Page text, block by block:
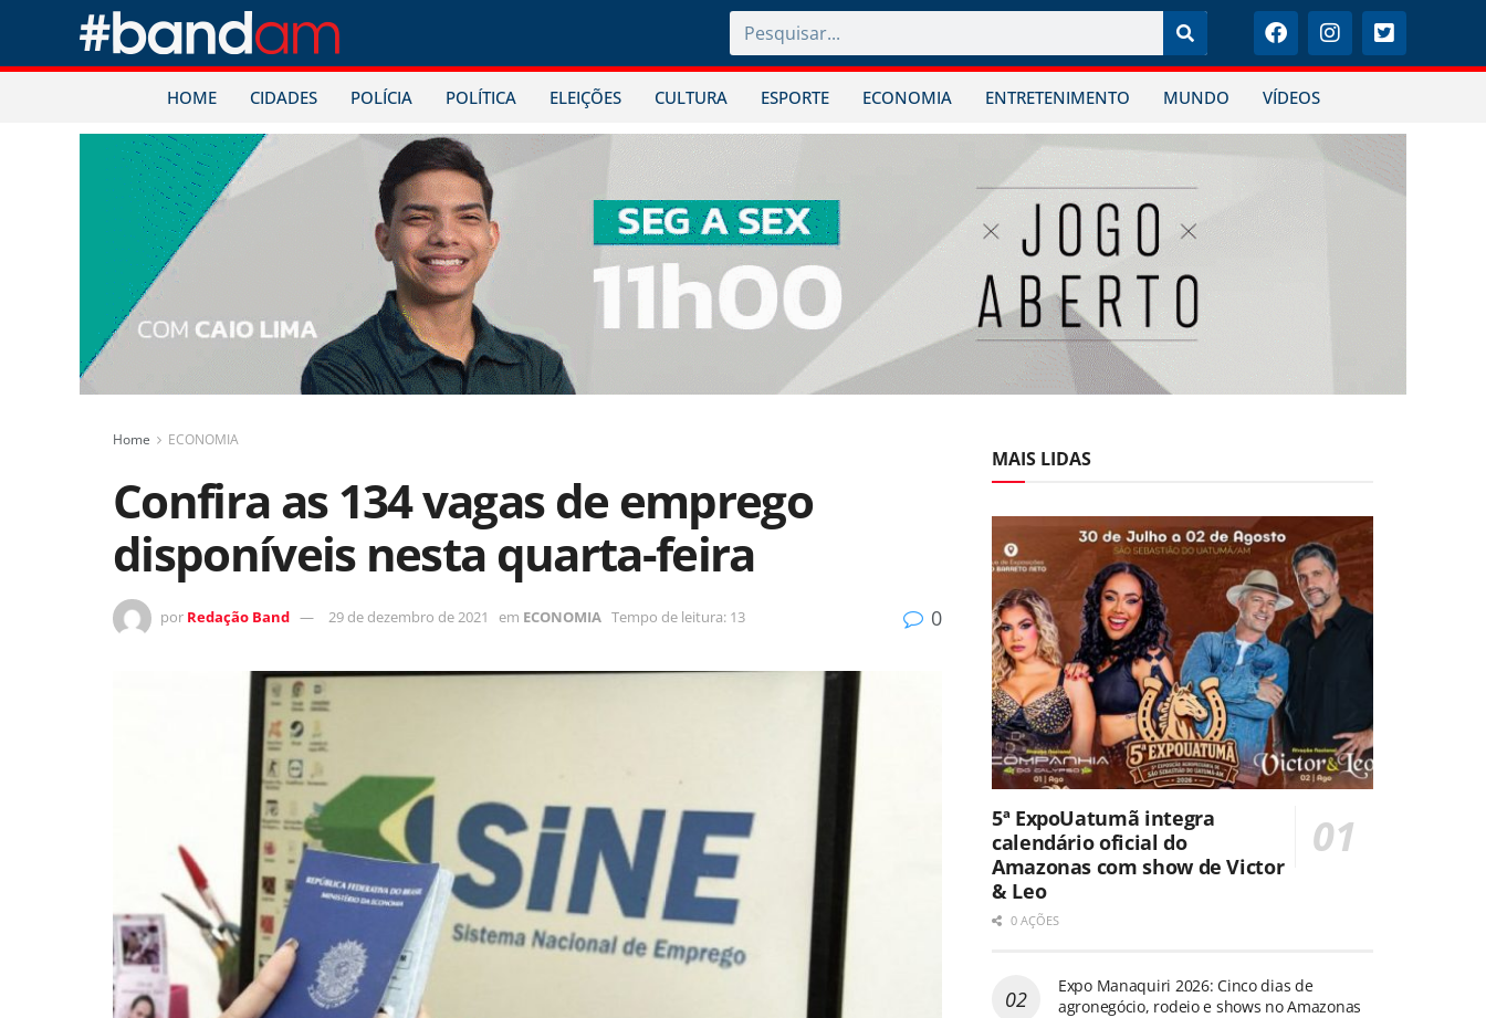
HOME CIDADES POLÍCIA POLÍTICA ELEIÇÕES CULTURA ESPORTE ECONOMIA ENTRETENIMENTO MUNDO VÍDEOS
Home ECONOMIA
Confira as 134 vagas de emprego
disponíveis nesta quarta-feira
por Redação Band 29 de dezembro de 2021 em ECONOMIA Tempo de leitura: 13 0
MAIS LIDAS
5ª ExpoUatumã integra
calendário oficial do
Amazonas com show de Victor
& Leo
0 AÇÕES
Expo Manaquiri 2026: Cinco dias de
agronegócio, rodeio e shows no Amazonas